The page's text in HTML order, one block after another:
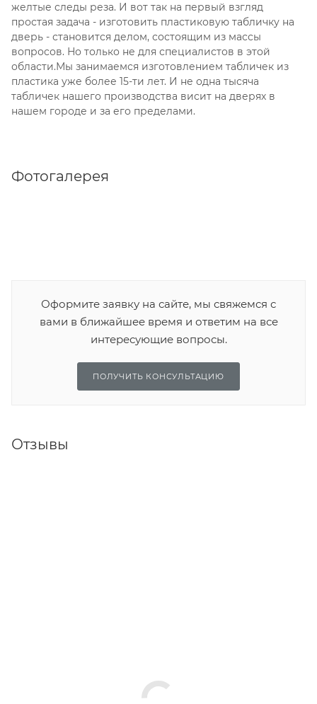
желтые следы реза. И вот так на первый взгляд
простая задача - изготовить пластиковую табличку на
дверь - становится делом, состоящим из массы
вопросов. Но только не для специалистов в этой
области.Мы занимаемся изготовлением табличек из
пластика уже более 15-ти лет. И не одна тысяча
табличек нашего производства висит на дверях в
нашем городе и за его пределами.
Фотогалерея
Оформите заявку на сайте, мы свяжемся с
вами в ближайшее время и ответим на все
интересующие вопросы.
ПОЛУЧИТЬ КОНСУЛЬТАЦИЮ
Отзывы